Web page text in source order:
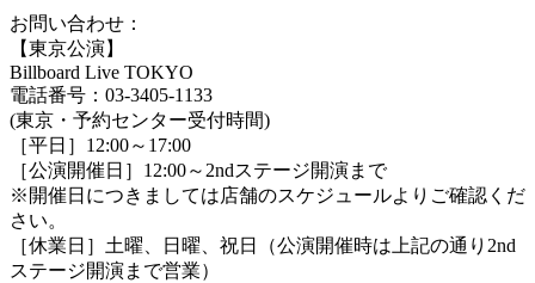
お問い合わせ：
【東京公演】
Billboard Live TOKYO
電話番号：03-3405-1133
(東京・予約センター受付時間)
［平日］12:00～17:00
［公演開催日］12:00～2ndステージ開演まで
※開催日につきましては店舗のスケジュールよりご確認くだ
さい。
［休業日］土曜、日曜、祝日（公演開催時は上記の通り2nd
ステージ開演まで営業）